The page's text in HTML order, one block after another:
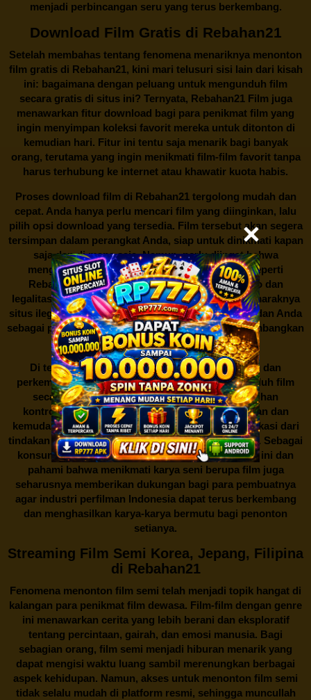
menjadi perbincangan seru yang terus berkembang.
Download Film Gratis di Rebahan21
Setelah membahas tentang fenomena menariknya menonton
film gratis di Rebahan21, kini mari telusuri sisi lain dari kisah
ini: bagaimana dengan peluang untuk mengunduh film
secara gratis di situs ini? Ternyata, Rebahan21 Film juga
menawarkan fitur download bagi para penikmat film yang
ingin menyimpan koleksi favorit mereka untuk ditonton di
kemudian hari. Fitur ini tentu saja menarik bagi banyak
orang, terutama yang ingin menikmati film-film favorit tanpa
harus terhubung ke internet atau khawatir kuota habis.
Proses download film di Rebahan21tergolong mudah dan
cepat. Anda hanya perlu mencari film yang diinginkan, lalu
pilih opsi download yang tersedia. Film tersebut akan segera
tersimpan dalam perangkat Anda, siap untuk dinikmati kapan
saja dan di mana saja. Namun, perlu diingat bahwa
mengunduh film secara gratis dari situs-situs seperti
Rebahan21 juga berarti berurusan dengan risiko dan
legalitas. Seperti yang telah dibahas sebelumnya, maraknya
situs ilegal semacam ini menimbulkan kontroversi, dan Anda
sebagai pengguna juga perlu bijak dalam mempertimbangkan
akibat dari tindakan tersebut.
Di tengah dinamika persaingan industri hiburan dan
perkembangan teknologi, menonton dan mengunduh film
secara gratis diRebahan21menjadi sebuah pilihan
kontroversial. Meskipun menawarkan kenyamanan dan
kemudahan akses, kita juga harus memahami implikasi dari
tindakan ini terhadap para pelaku industri perfilman. Sebagai
konsumen, bijaklah dalam menggunakan platform ini dan
pahami bahwa menikmati karya seni berupa film juga
seharusnya memberikan dukungan bagi para pembuatnya
agar industri perfilman Indonesia dapat terus berkembang
dan menghasilkan karya-karya bermutu bagi penonton
setianya.
Streaming Film Semi Korea, Jepang, Filipina
di Rebahan21
Fenomena menonton film semi telah menjadi topik hangat di
kalangan para penikmat film dewasa. Film-film dengan genre
ini menawarkan cerita yang lebih berani dan eksploratif
tentang percintaan, gairah, dan emosi manusia. Bagi
sebagian orang, film semi menjadi hiburan menarik yang
dapat mengisi waktu luang sambil merenungkan berbagai
aspek kehidupan. Namun, akses untuk menonton film semi
tidak selalu mudah di platform resmi, sehingga muncullah